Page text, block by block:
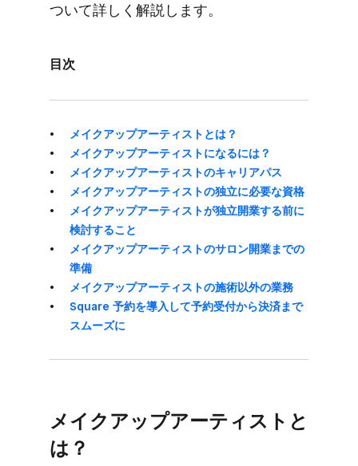
ついて​詳しく​解説します。
目次
メイクアップアーティストとは？
メイクアップアーティストに​なるには？
メイクアップアーティストの​キャリアパス
メイクアップアーティストの​独立に​必要な​資格
メイクアップアーティストが​独立開業する​前に​
検討する​こと
メイクアップアーティストの​サロン開業までの​
準備
メイクアップアーティストの​施術以外の​業務
Square 予約を​導入して​予約受付から​決済まで​
スムーズに
メイクアップアーティストと
は？